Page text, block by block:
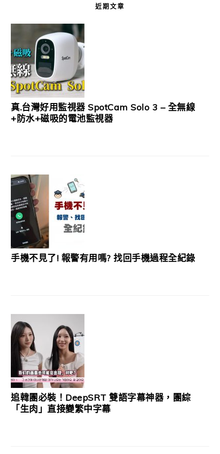
近期文章
真.台灣好用監視器 SpotCam Solo 3 – 全無線
+防水+磁吸的電池監視器
手機不見了! 報警有用嗎? 找回手機過程全紀錄
追韓團必裝！DeepSRT 雙語字幕神器，團綜
「生肉」直接變繁中字幕